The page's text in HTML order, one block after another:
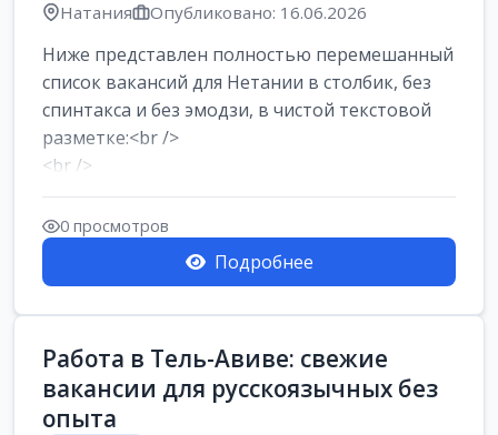
Натания Опубликовано: 16.06.2026
Ниже представлен полностью перемешанный
список вакансий для Нетании в столбик, без
спинтакса и без эмодзи, в чистой текстовой
разметке:<br />
<br />
Работа в Нетании на мебельном
производстве: требу...
0 просмотров
Подробнее
Работа в Тель-Авиве: свежие
вакансии для русскоязычных без
опыта